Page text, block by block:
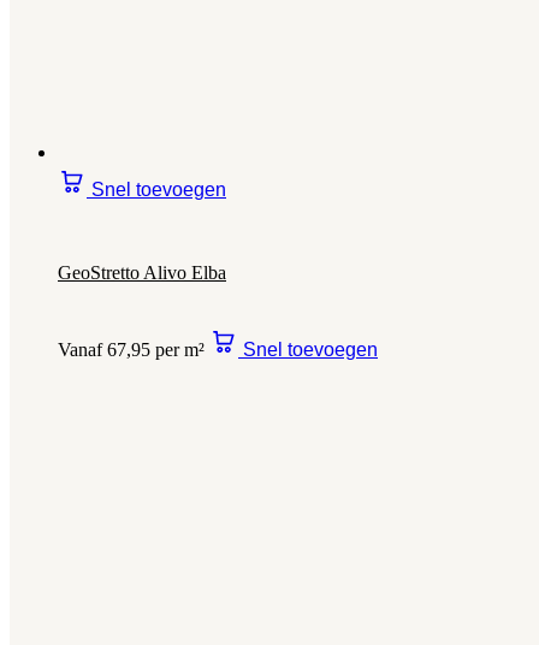
Snel toevoegen
GeoStretto Alivo Elba
Vanaf 67,95 per m² Snel toevoegen